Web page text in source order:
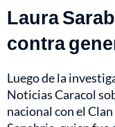
Laura
contra
Luego de la
Noticias Caracol
nacional con el